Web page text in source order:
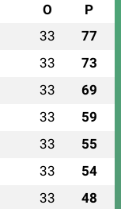
O P
33 77
33 73
33 69
33 59
33 55
33 54
33 48